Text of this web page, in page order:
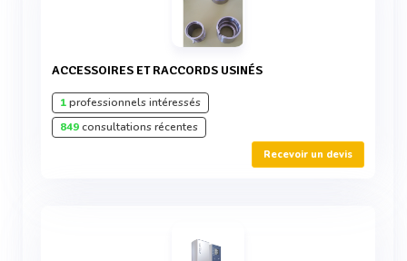
ACCESSOIRES ET RACCORDS USINÉS
1professionnels intéressés
849consultations récentes
Recevoir un devis